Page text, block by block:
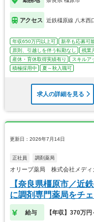
アクセス 近鉄橿原線 八木西
年収650万円以上可 新卒も応募可
原則、引越しを伴う転勤なし
残業
産休・育休取得実績有り
スキルア
積極採用中
夏～秋入職可
求人の詳細を見る
更新日：2026年7月14日
正社員 調剤薬局
オリーブ薬局 株式会社メディ
【奈良県橿原市／近
に調剤専門薬局をチ
給与 【年収】370万